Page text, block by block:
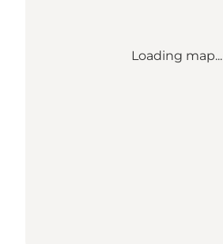
Loading map...